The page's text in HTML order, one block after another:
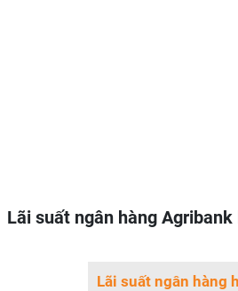
Lãi suất ngân hàng Agribank
Lãi suất ngân hàng